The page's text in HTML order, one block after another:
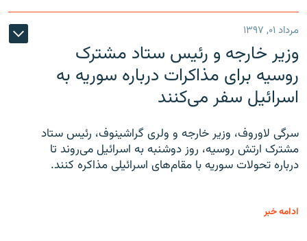
مرداد ۰۱, ۱۳۹۷
وزیر خارجه و رئیس‌ ستاد مشترک
روسیه برای مذاکرات درباره سوریه به
اسرائیل سفر می‌کنند
سرگی لاوروف، وزیر خارجه و ولری گراشینوف، رئیس ستاد
مشترک ارتش روسیه، روز دوشنبه به اسرائیل می‌روند تا
درباره تحولات سوریه با مقام‌های اسرائیلی مذاکره کنند.
ادامه خبر